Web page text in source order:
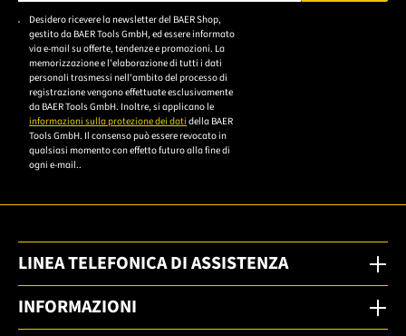
Bitte geben Sie eine gültige E-Mail-Adresse ein.
Desidero ricevere la newsletter del BAER Shop,
gestito da BAER Tools GmbH, ed essere informato
via e-mail su offerte, tendenze e promozioni. La
memorizzazione e l'elaborazione di tutti i dati
personali trasmessi nell'ambito del processo di
registrazione vengono effettuate esclusivamente
da BAER Tools GmbH. Inoltre, si applicano le
informazioni sulla protezione dei dati della BAER
Tools GmbH. Il consenso può essere revocato in
qualsiasi momento con effetto futuro alla fine di
ogni e-mail..
LINEA TELEFONICA DI ASSISTENZA
INFORMAZIONI